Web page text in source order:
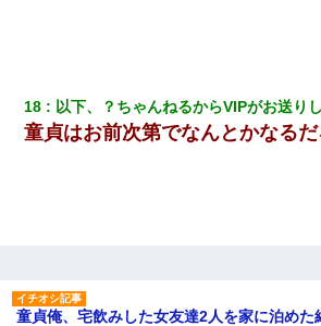
18 以下、？ちゃんねるからVIPがお送り
童貞はお前次第でなんとかなるだ
童貞俺、宅飲みした女友達2人を家に泊めた